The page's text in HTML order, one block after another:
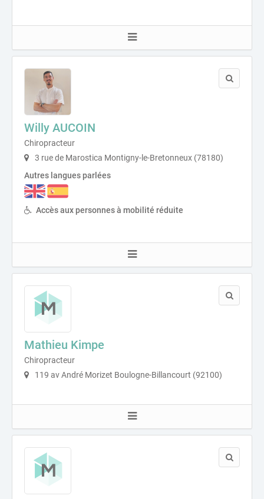
Willy AUCOIN
Chiropracteur
3 rue de Marostica Montigny-le-Bretonneux (78180)
Autres langues parlées
Accès aux personnes à mobilité réduite
Mathieu Kimpe
Chiropracteur
119 av André Morizet Boulogne-Billancourt (92100)